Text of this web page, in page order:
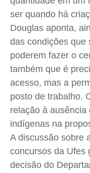
ser quando há
Douglas aponta,
das condições que
poderem fazer o
também que é
acesso, mas a
posto de trabalho.
relação à
indígenas na
A discussão sobre
concursos da Ufes
decisão do